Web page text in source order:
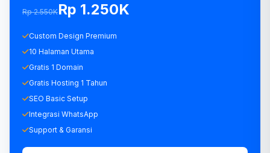
Rp 2.550KRp 1.250K
Custom Design Premium
10 Halaman Utama
Gratis 1 Domain
Gratis Hosting 1 Tahun
SEO Basic Setup
Integrasi WhatsApp
Support & Garansi